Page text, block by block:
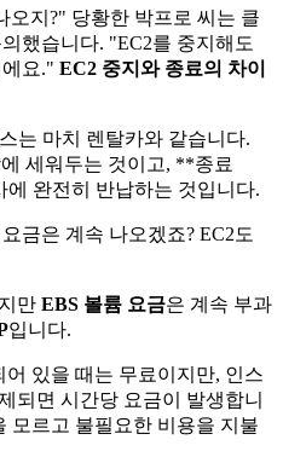
오지?" 당황한 박프로 씨는 클
했습니다. "EC2를 중지해도
요." EC2 중지와 종료의 차이
는 마치 렌탈카와 같습니다.
세워두는 것이고, **종료
에 완전히 반납하는 것입니다.
금은 계속 나오겠죠? EC2도
만 EBS 볼륨 요금은 계속 부과
입니다.
어 있을 때는 무료이지만, 인스
되면 시간당 요금이 발생합니
모르고 불필요한 비용을 지불